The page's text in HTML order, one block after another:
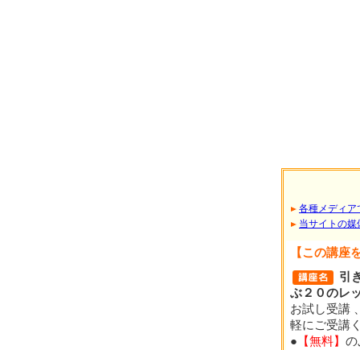
各種メディア
当サイトの媒
【この講座
引
ぶ２０のレ
お試し受講
軽にご受講
● 【無料】 の